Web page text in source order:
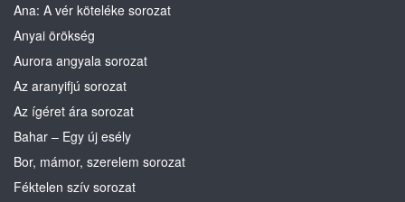
Ana: A vér köteléke sorozat
Anyai örökség
Aurora angyala sorozat
Az aranyifjú sorozat
Az ígéret ára sorozat
Bahar – Egy új esély
Bor, mámor, szerelem sorozat
Féktelen szív sorozat